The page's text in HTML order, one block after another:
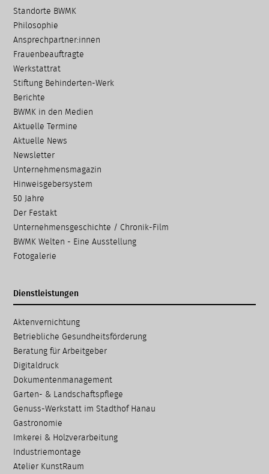
Navigation
überspringen
Standorte BWMK
Philosophie
Ansprechpartner:innen
Frauenbeauftragte
Werkstattrat
Stiftung Behinderten-Werk
Berichte
BWMK in den Medien
Aktuelle Termine
Aktuelle News
Newsletter
Unternehmensmagazin
Hinweisgebersystem
50 Jahre
Der Festakt
Unternehmensgeschichte / Chronik-Film
BWMK Welten - Eine Ausstellung
Fotogalerie
Dienstleistungen
Navigation
überspringen
Aktenvernichtung
Betriebliche Gesundheits­förderung
Beratung für Arbeitgeber
Digitaldruck
Dokumenten­management
Garten- & Landschafts­pflege
Genuss-Werkstatt im Stadthof Hanau
Gastronomie
Imkerei & Holz­verarbeitung
Industriemontage
Atelier KunstRaum